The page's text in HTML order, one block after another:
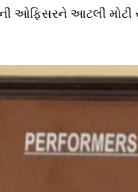
ઓફિસરને આટલી મોટી